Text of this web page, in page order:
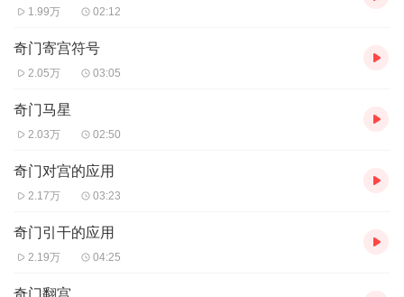
1.99万 02:12
奇门寄宫符号
2.05万 03:05
奇门马星
2.03万 02:50
奇门对宫的应用
2.17万 03:23
奇门引干的应用
2.19万 04:25
奇门翻宫